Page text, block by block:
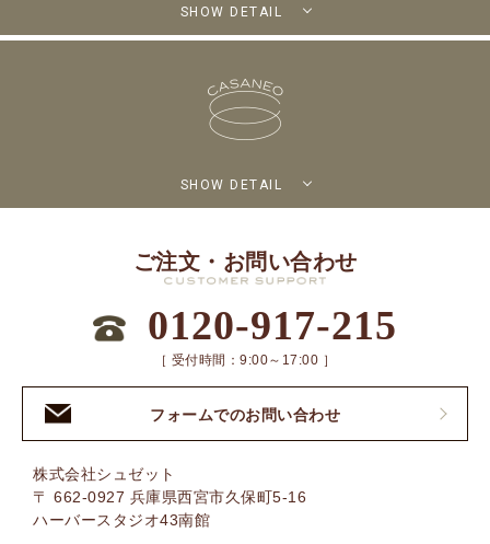
SHOW DETAIL
SHOW DETAIL
ご注文・お問い合わせ
0120-917-215
［ 受付時間：9:00～17:00 ］
フォームでのお問い合わせ
株式会社シュゼット
〒 662-0927 兵庫県西宮市久保町5-16
ハーバースタジオ43南館